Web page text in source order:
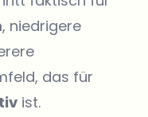
, niedrigere
das für
ist.